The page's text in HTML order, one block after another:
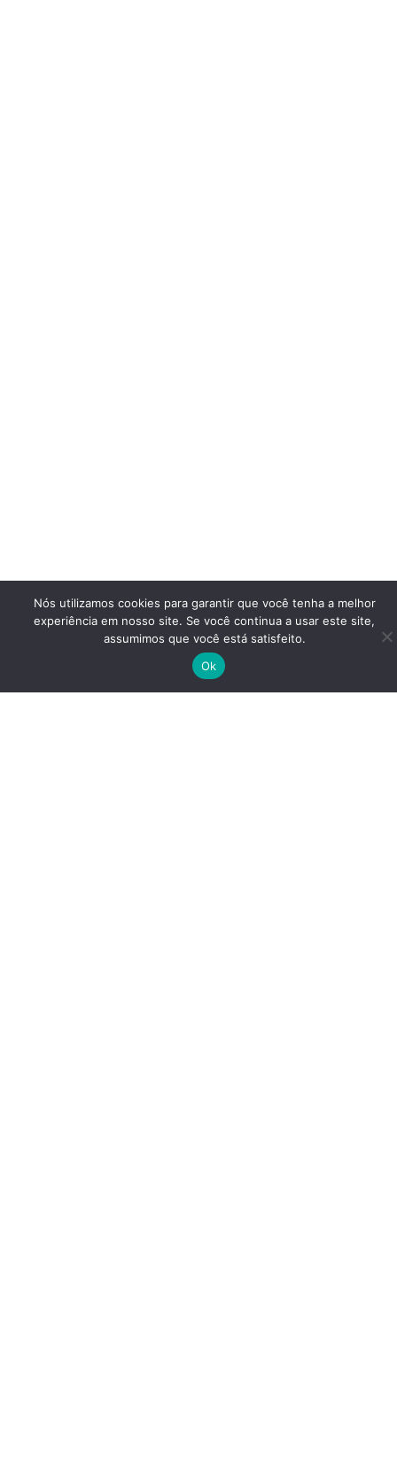
Nós utilizamos cookies para garantir que você tenha a melhor
experiência em nosso site. Se você continua a usar este site,
assumimos que você está satisfeito.
Ok